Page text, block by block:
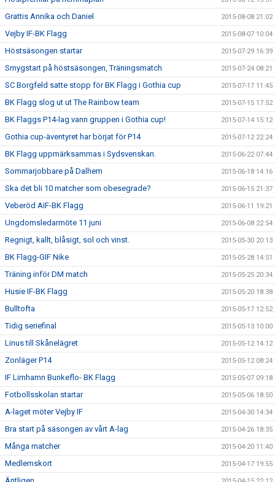
Grattis Annika och Daniel 2015-08-08 21:02
Vejby IF-BK Flagg 2015-08-07 10:04
Höstsäsongen startar 2015-07-29 16:39
Smygstart på höstsäsongen, Träningsmatch 2015-07-24 08:21
SC Borgfeld satte stopp för BK Flagg i Gothia cup 2015-07-17 11:45
BK Flagg slog ut ut The Rainbow team 2015-07-15 17:52
BK Flaggs P14-lag vann gruppen i Gothia cup! 2015-07-14 15:12
Gothia cup-äventyret har börjat för P14 2015-07-12 22:24
BK Flagg uppmärksammas i Sydsvenskan. 2015-06-22 07:44
Sommarjobbare på Dalhem 2015-06-18 14:16
Ska det bli 10 matcher som obesegrade? 2015-06-15 21:37
Veberöd AIF-BK Flagg 2015-06-11 19:21
Ungdomsledarmöte 11 juni 2015-06-08 22:54
Regnigt, kallt, blåsigt, sol och vinst. 2015-05-30 20:13
BK Flagg-GIF Nike 2015-05-28 14:51
Träning inför DM match 2015-05-25 20:34
Husie IF-BK Flagg 2015-05-20 18:38
Bulltofta 2015-05-17 12:52
Tidig seriefinal 2015-05-13 10:00
Linus till Skånelägret 2015-05-12 14:12
Zonläger P14 2015-05-12 08:24
IF Limhamn Bunkeflo- BK Flagg 2015-05-07 09:18
Fotbollsskolan startar 2015-05-06 18:50
A-laget möter Vejby IF 2015-04-30 14:34
Bra start på säsongen av vårt A-lag 2015-04-26 18:35
Många matcher 2015-04-20 11:40
Medlemskort 2015-04-17 19:55
Äntligen